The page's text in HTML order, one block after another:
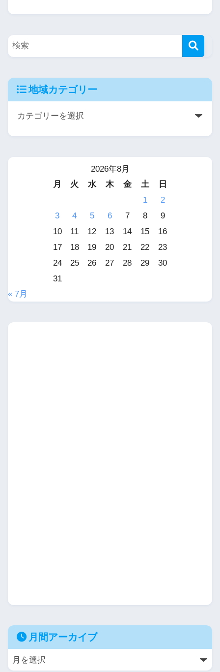
地域カテゴリー
2026年8月
月
火 水 木 金 土
日
1
2
3
4 5 6 7 8
9
10
11 12 13 14 15
16
17
18 19 20 21 22
23
24
25 26 27 28 29
30
31
« 7月
月間アーカイブ